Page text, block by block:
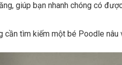
giúp bạn nhanh chóng có
cần tìm kiếm một bé Poodle nâu